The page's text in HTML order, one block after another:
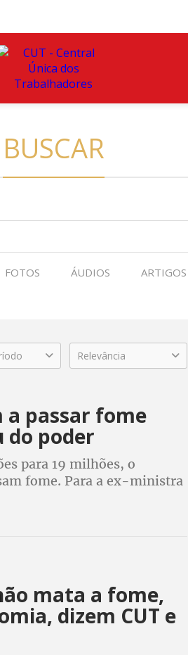
BUSCAR
FOTOS ÁUDIOS ARTIGOS
Relevância
passar fome
do poder
para 19 milhões, o
fome. Para a ex-ministra
mata a fome,
dizem CUT e